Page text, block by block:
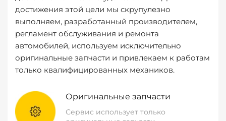
достижения этой цели мы скрупулезно
выполняем, разработанный производителем,
регламент обслуживания и ремонта
автомобилей, используем исключительно
оригинальные запчасти и привлекаем к работам
только квалифицированных механиков.
Оригинальные запчасти
Сервис использует только